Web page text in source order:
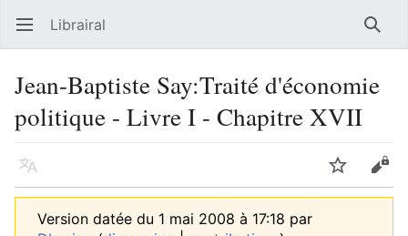
Ouvrir le menu principal Librairal
Jean-Baptiste Say:Traité d'économie
politique - Livre I - Chapitre XVII
Langue Suivre
Version datée du 1 mai 2008 à 17:18 par